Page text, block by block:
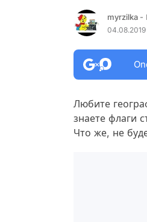
myrzilka -
Любите
знаете флаги
Что же, не